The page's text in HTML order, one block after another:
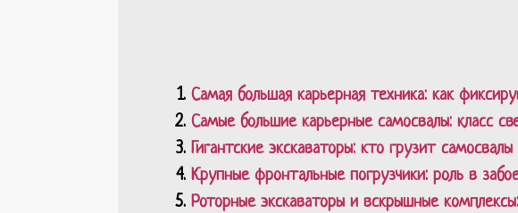
Самая большая карьерная техника: как
Самые большие карьерные самосвалы: класс
Гигантские экскаваторы: кто грузит
Крупные фронтальные погрузчики: роль в
Роторные экскаваторы и вскрышные